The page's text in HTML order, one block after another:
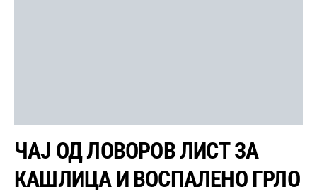
ЧАЈ ОД ЛОВОРОВ ЛИСТ ЗА
КАШЛИЦА И ВОСПАЛЕНО ГРЛО